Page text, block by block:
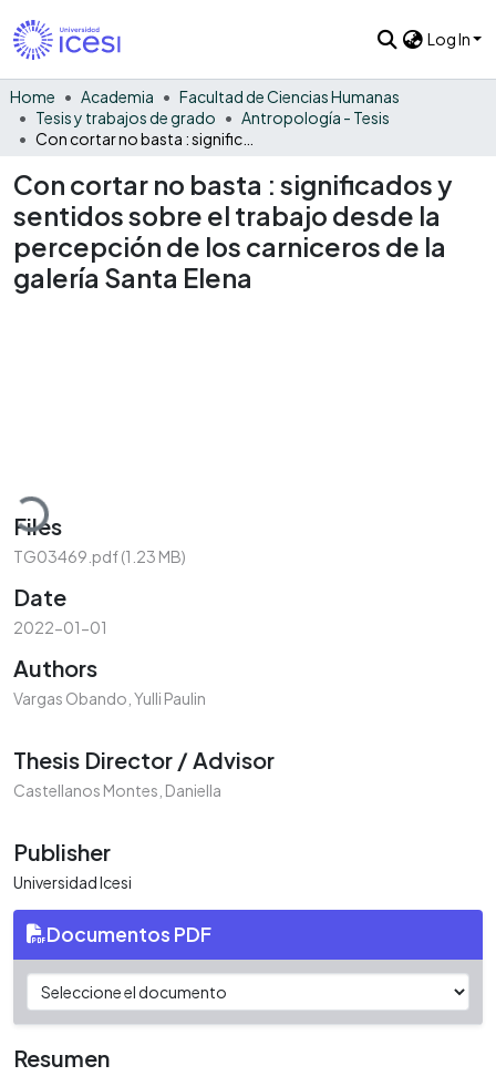
Log In
Home Academia
Facultad de Ciencias Humanas
Tesis y trabajos de grado
Antropología - Tesis
Con cortar no basta : significados y
sentidos sobre el trabajo desde la
percepción de los carniceros de la
galería Santa Elena
Files
TG03469.pdf(1.23 MB)
Date
2022-01-01
Authors
Vargas Obando, Yulli Paulin
Thesis Director / Advisor
Castellanos Montes, Daniella
Publisher
Universidad Icesi
Documentos PDF
Resumen